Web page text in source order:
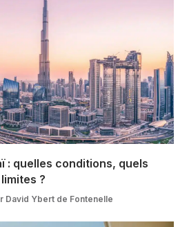
: quelles conditions, quels
?
David Ybert de Fontenelle